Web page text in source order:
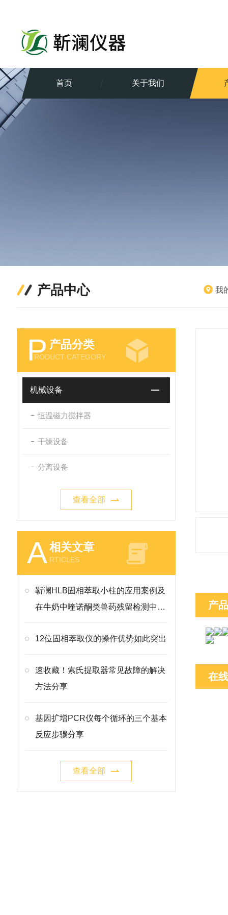
首页 关于我们
产品中心 我
P 产品分类
RODUCT CATEGORY
机械设备
恒温磁力搅拌器
干燥设备
分离设备
查看全部
A相关文章
RTICLES
靳澜HLB固相萃取小柱的应用案例及
在牛奶中喹诺酮类兽药残留检测中的
12位固相萃取仪的操作优势如此突出
速收藏！索氏提取器常见故障的解决
方法分享
基因扩增PCR仪每个循环的三个基本
反应步骤分享
查看全部
产
在